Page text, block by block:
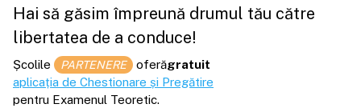
Hai să găsim împreună drumul tău către
libertatea de a conduce!
Școlile PARTENERE oferăgratuit
aplicația de Chestionare și Pregătire
pentru Examenul Teoretic.